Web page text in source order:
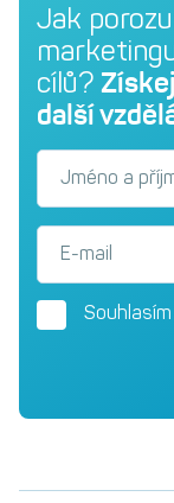
Jak
cílů?
další
Jméno a
E-mail